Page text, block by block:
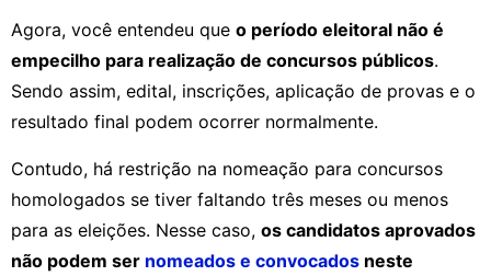
Agora, você entendeu que o período eleitoral não é
empecilho para realização de concursos públicos.
Sendo assim, edital, inscrições, aplicação de provas e o
resultado final podem ocorrer normalmente.
Contudo, há restrição na nomeação para concursos
homologados se tiver faltando três meses ou menos
para as eleições. Nesse caso, os candidatos aprovados
não podem ser nomeados e convocados neste